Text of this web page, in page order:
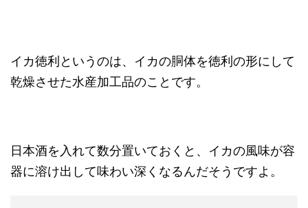
イカ徳利というのは、イカの胴体を徳利の形にして
乾燥させた水産加工品のことです。
日本酒を入れて数分置いておくと、イカの風味が容
器に溶け出して味わい深くなるんだそうですよ。